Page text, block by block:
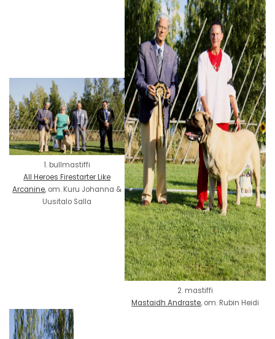
1. bullmastiffi
All Heroes Firestarter Like
Arcanine, om. Kuru Johanna &
Uusitalo Salla
2. mastiffi
Mastaidh Andraste, om. Rubin Heidi